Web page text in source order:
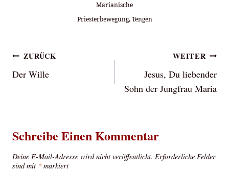
Marianische
Priesterbewegung, Tengen
Beitragsnavigation
ZURÜCK
Der Wille
WEITER
Jesus, Du liebender
Sohn der Jungfrau Maria
Schreibe Einen Kommentar
Deine E-Mail-Adresse wird nicht veröffentlicht. Erforderliche Felder
sind mit * markiert